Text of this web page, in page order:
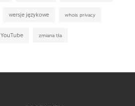
wersje językowe whois privacy
YouTube zmiana tła